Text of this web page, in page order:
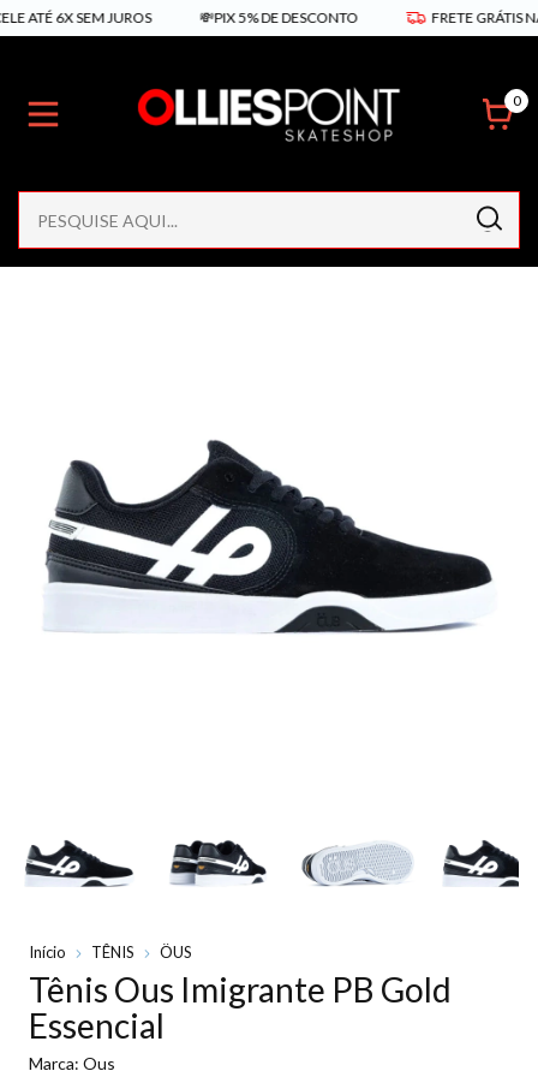
6X SEM JUROS 💸PIX 5% DE DESCONTO FRETE GRÁTIS NAS
0
Início TÊNIS ÖUS
Tênis Ous Imigrante PB Gold
Essencial
Marca: Ous